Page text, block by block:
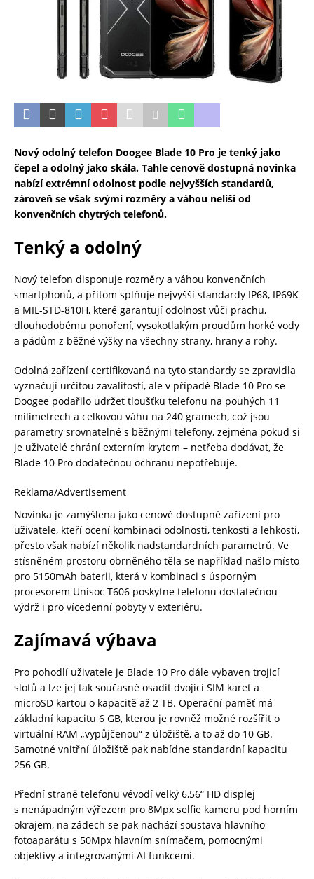
Nový odolný telefon Doogee Blade 10 Pro je tenký jako
čepel a odolný jako skála. Tahle cenově dostupná novinka
nabízí extrémní odolnost podle nejvyšších standardů,
zároveň se však svými rozměry a váhou neliší od
konvenčních chytrých telefonů.
Tenký a odolný
Nový telefon disponuje rozměry a váhou konvenčních
smartphonů, a přitom splňuje nejvyšší standardy IP68, IP69K
a MIL-STD-810H, které garantují odolnost vůči prachu,
dlouhodobému ponoření, vysokotlakým proudům horké vody
a pádům z běžné výšky na všechny strany, hrany a rohy.
Odolná zařízení certifikovaná na tyto standardy se zpravidla
vyznačují určitou zavalitostí, ale v případě Blade 10 Pro se
Doogee podařilo udržet tloušťku telefonu na pouhých 11
milimetrech a celkovou váhu na 240 gramech, což jsou
parametry srovnatelné s běžnými telefony, zejména pokud si
je uživatelé chrání externím krytem – netřeba dodávat, že
Blade 10 Pro dodatečnou ochranu nepotřebuje.
Reklama/Advertisement
Novinka je zamýšlena jako cenově dostupné zařízení pro
uživatele, kteří ocení kombinaci odolnosti, tenkosti a lehkosti,
přesto však nabízí několik nadstandardních parametrů. Ve
stísněném prostoru obrněného těla se například našlo místo
pro 5150mAh baterii, která v kombinaci s úsporným
procesorem Unisoc T606 poskytne telefonu dostatečnou
výdrž i pro vícedenní pobyty v exteriéru.
Zajímavá výbava
Pro pohodlí uživatele je Blade 10 Pro dále vybaven trojicí
slotů a lze jej tak současně osadit dvojicí SIM karet a
microSD kartou o kapacitě až 2 TB. Operační paměť má
základní kapacitu 6 GB, kterou je rovněž možné rozšířit o
virtuální RAM „vypůjčenou“ z úložiště, a to až do 10 GB.
Samotné vnitřní úložiště pak nabídne standardní kapacitu
256 GB.
Přední straně telefonu vévodí velký 6,56“ HD displej
s nenápadným výřezem pro 8Mpx selfie kameru pod horním
okrajem, na zádech se pak nachází soustava hlavního
fotoaparátu s 50Mpx hlavním snímačem, pomocnými
objektivy a integrovanými AI funkcemi.